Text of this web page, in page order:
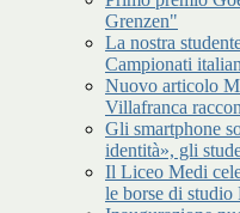
Grenzen"
La nostra
Campionati
Nuovo articolo
Villafranca
Gli smartphone
identità», gli
Il Liceo Medi
le borse di studio